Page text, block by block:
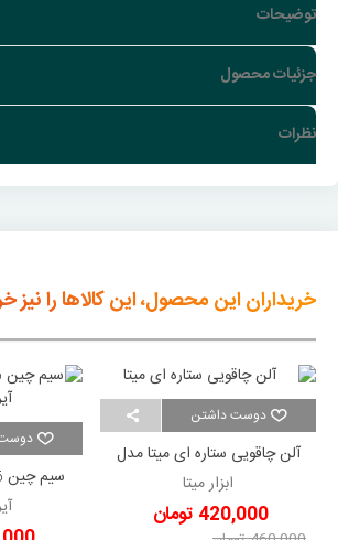
توضیحات
جزئیات محصول
نظرات
خریداران این محصول، این کالاها را نیز
دوست داشتن
آلن چاقویی ستاره ای میتا مدل
MT8
ابزار میتا
420,000 تومان